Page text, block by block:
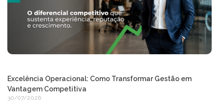
Excelência Operacional: Como Transformar Gestão em
Vantagem Competitiva
30/07/2026